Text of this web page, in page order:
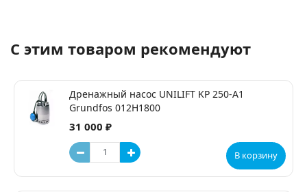
С этим товаром рекомендуют
Дренажный насос UNILIFT KP 250-A1
Grundfos 012H1800
31 000 ₽
В корзину